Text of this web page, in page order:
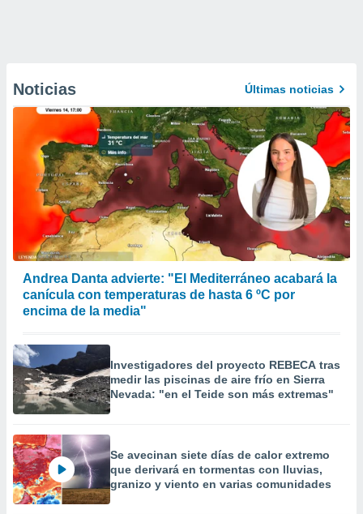
Noticias Últimas noticias
Andrea Danta advierte: "El Mediterráneo acabará la
canícula con temperaturas de hasta 6 ºC por
encima de la media"
Investigadores del proyecto REBECA tras
medir las piscinas de aire frío en Sierra
Nevada: "en el Teide son más extremas"
Se avecinan siete días de calor extremo
que derivará en tormentas con lluvias,
granizo y viento en varias comunidades